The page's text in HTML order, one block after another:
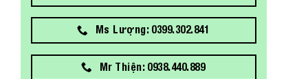
Ms Lượng: 0399.302.841
Mr Thiện: 0938.440.889